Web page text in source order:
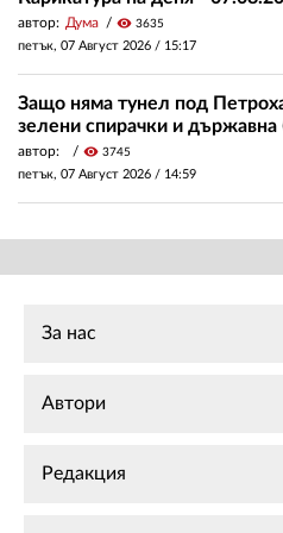
автор: Дума visibility 3635
петък, 07 Август 2026 / 15:17
Защо няма тунел под
зелени спирачки и държавна
автор: visibility 3745
петък, 07 Август 2026 / 14:59
За нас
Автори
Редакция